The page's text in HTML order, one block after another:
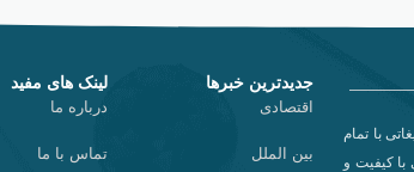
با تمام
کیفیت و
جدیدترین خبرها
اقتصادی
بین الملل
لینک های مفید
درباره ما
تماس با ما